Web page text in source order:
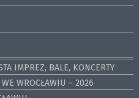
IMPREZ, BALE, KONCERTY
WROCŁAWIU – 2026